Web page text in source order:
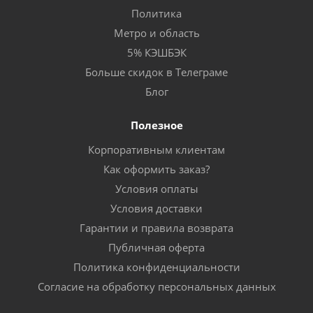
Политика
Метро и область
5% КЭШБЭК
Больше скидок в Телеграме
Блог
Полезное
Корпоративным клиентам
Как оформить заказ?
Условия оплаты
Условия доставки
Гарантии и правила возврата
Публичная оферта
Политика конфиденциальности
Согласие на обработку персональных данных